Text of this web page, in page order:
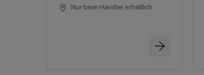
Nur beim Händler erhältlich